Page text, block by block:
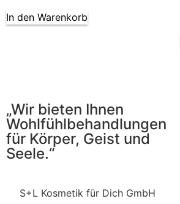
In den Warenkorb
„Wir bieten Ihnen
Wohlfühlbehandlungen
für Körper, Geist und
Seele.“
S+L Kosmetik für Dich GmbH